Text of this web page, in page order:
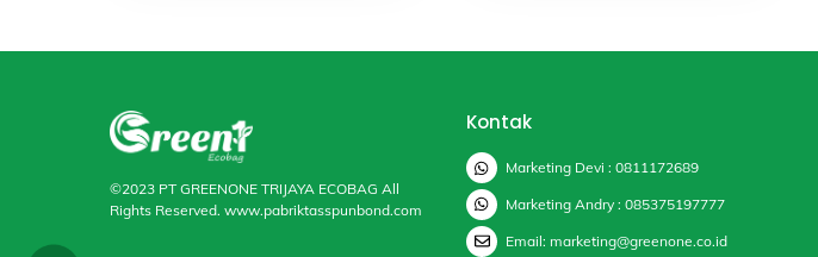
©2023 PT GREENONE TRIJAYA ECOBAG All
Rights Reserved. www.pabriktasspunbond.com
Kontak
Marketing Devi : 0811172689
Marketing Andry : 085375197777
Email: marketing@greenone.co.id